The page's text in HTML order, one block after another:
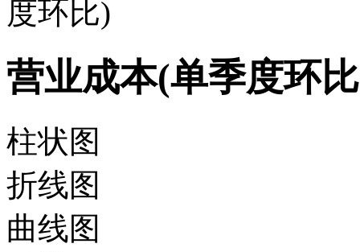
度环比)
营业成本(单季度环
柱状图
折线图
曲线图